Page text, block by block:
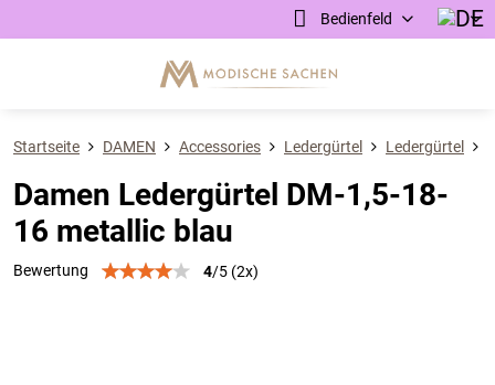
Bedienfeld
Startseite DAMEN Accessories Ledergürtel Ledergürtel
Damen Ledergürtel DM-1,5-18-
16 metallic blau
Bewertung 4/5 (2x)